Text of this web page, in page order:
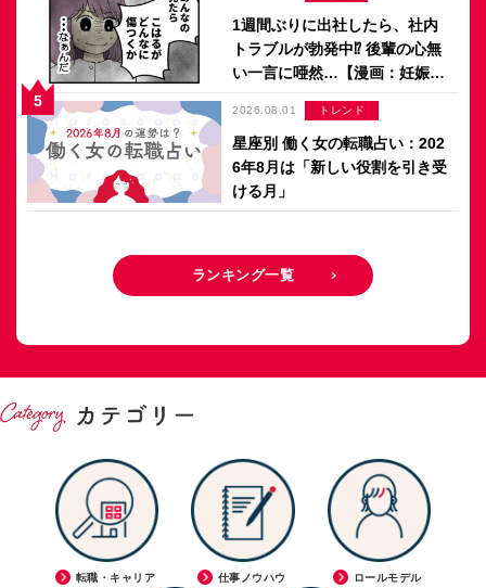
1週間ぶりに出社したら、社内
トラブルが勃発中⁉ 後輩の心無
い一言に唖然…【漫画：妊娠し
ないのは、誰のせい？】
2026.08.01 トレンド
星座別 働く女の転職占い：202
6年8月は「新しい役割を引き受
ける月」
ランキング一覧
転職・キャリア 仕事ノウハウ ロールモデル